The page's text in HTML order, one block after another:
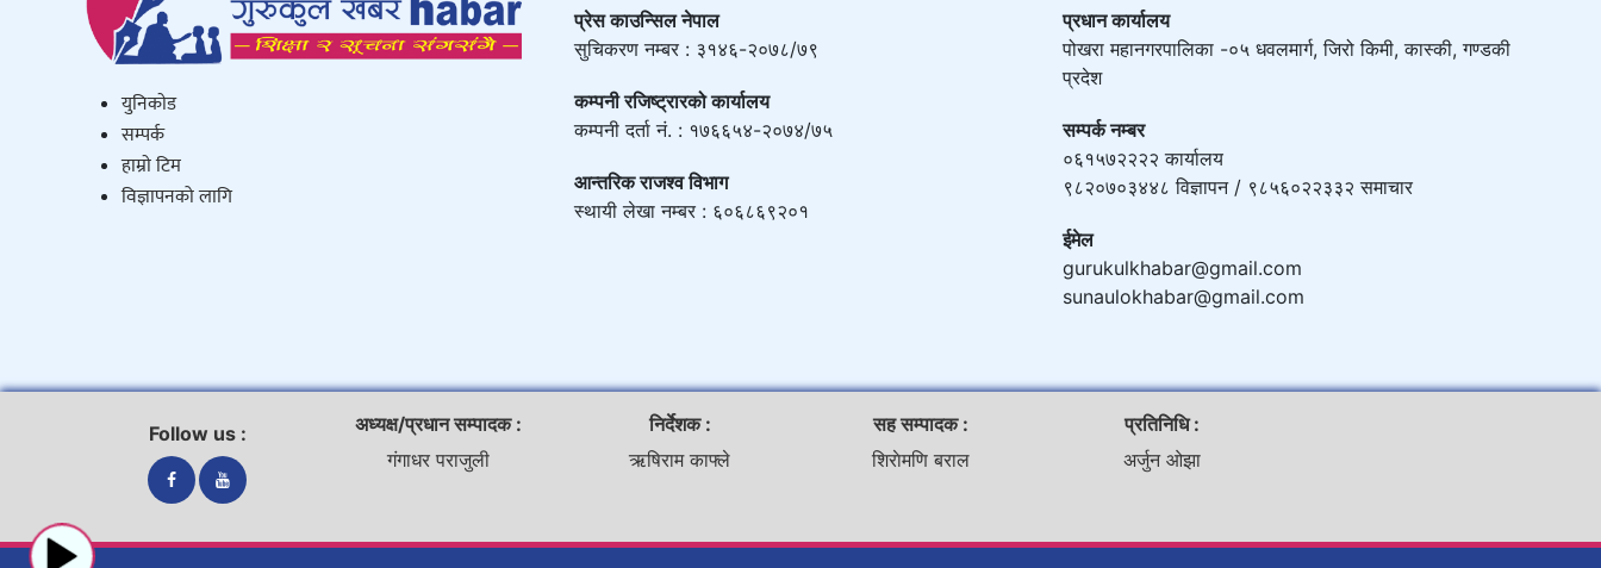
युनिकाेड
सम्पर्क
हाम्राे टिम
विज्ञापनको लागि
प्रेस काउन्सिल नेपाल
सुचिकरण नम्बर : ३१४६-२०७८/७९
कम्पनी रजिष्ट्रारको कार्यालय
कम्पनी दर्ता नं. : १७६६५४-२०७४/७५
आन्तरिक राजश्व विभाग
स्थायी लेखा नम्बर : ६०६८६९२०१
प्रधान कार्यालय
पोखरा महानगरपालिका -०५ धवलमार्ग, जिरो किमी, कास्की, गण्डकी
प्रदेश
सम्पर्क नम्बर
०६१५७२२२२ कार्यालय
९८२०७०३४४८ विज्ञापन / ९८५६०२२३३२ समाचार
ईमेल
gurukulkhabar@gmail.com
sunaulokhabar@gmail.com
Follow us :
अध्यक्ष/प्रधान सम्पादक :
गंगाधर पराजुली
निर्देशक :
ऋषिराम काफ्ले
सह सम्पादक :
शिराेमणि बराल
प्रतिनिधि :
अर्जुन ओझा